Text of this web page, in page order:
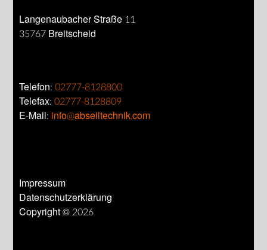
Langenaubacher Straße 11
35767 Breitscheid
Telefon:02777-8128800
Telefax:02777-8128809
E-Mail: info@abseiltechnik.com
Impressum
Datenschutzerklärung
Copyright © 2026